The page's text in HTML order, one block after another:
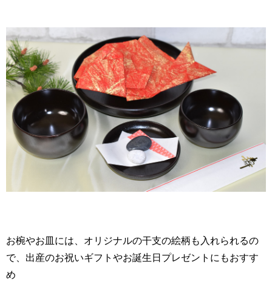
お椀やお皿には、オリジナルの干支の絵柄も入れられるの
で、出産のお祝いギフトやお誕生日プレゼントにもおすす
め